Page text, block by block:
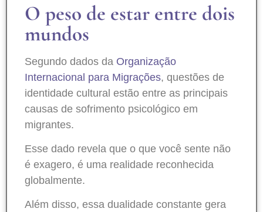
O peso de estar entre dois
mundos
Segundo dados da Organização
Internacional para Migrações, questões de
identidade cultural estão entre as principais
causas de sofrimento psicológico em
migrantes.
Esse dado revela que o que você sente não
é exagero, é uma realidade reconhecida
globalmente.
Além disso, essa dualidade constante gera